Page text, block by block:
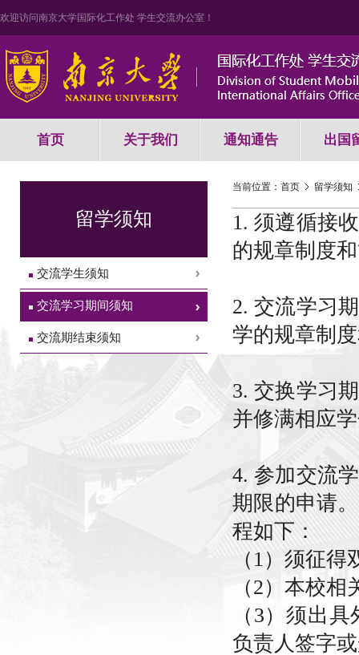
欢迎访问南京大学国际化工作处 学生交流办公室！
首页 关于我们 通知通告 出国
留学须知
交流学生须知
交流学习期间须知
交流期结束须知
当前位置： 首页 留学须知
1. 须遵循接
的规章制度
2. 交流学习
学的规章制
3. 交换学习
并修满相应
4. 参加交流
期限的申请
程如下：
（1）须征
（2）本校
（3）须出
负责人签字